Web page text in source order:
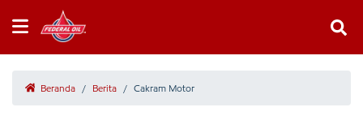
Beranda / Berita / Cakram Motor